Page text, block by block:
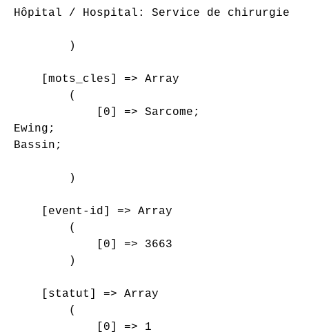
Hôpital / Hospital: Service de chirurgie
        )
    [mots_cles] => Array
        (
            [0] => Sarcome;
Ewing;
Bassin;
        )
    [event-id] => Array
        (
            [0] => 3663
        )
    [statut] => Array
        (
            [0] => 1